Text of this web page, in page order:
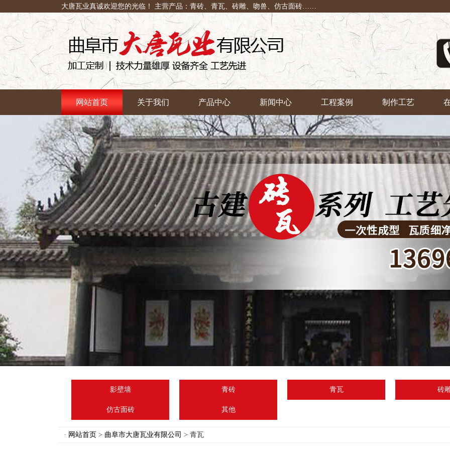
大唐瓦业真诚欢迎您的光临！ 主营产品：青砖、青瓦、砖雕、吻兽、仿古面砖……
网站首页 关于我们 产品中心 新闻中心 工程案例 制作工艺
影壁墙 青砖 青瓦 砖
仿古面砖 其他
· 网站首页 > 曲阜市大唐瓦业有限公司 > 青瓦